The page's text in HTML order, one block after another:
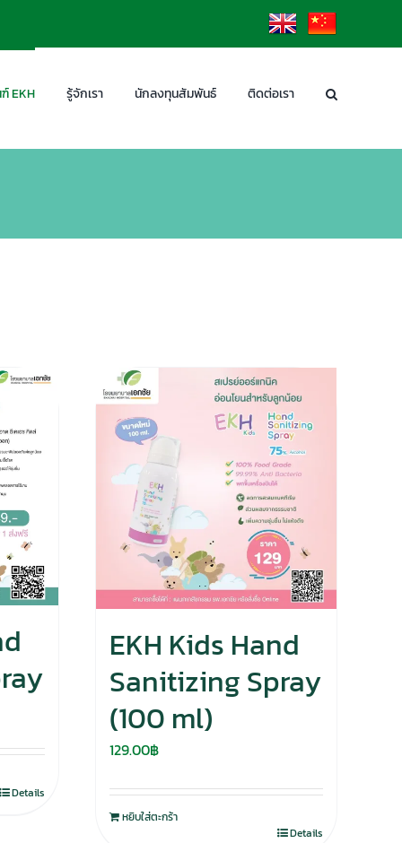
EN CN
EKH รู้จักเรา นักลงทุนสัมพันธ์ ติดต่อเรา
Details
EKH Kids Hand
Sanitizing Spray
(100 ml)
129.00฿
หยิบใส่ตะกร้า
Details